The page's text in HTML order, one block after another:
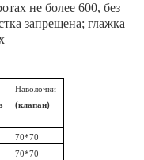
не более 600, без
запрещена; глажка
Наволочки
(клапан)
70*70
70*70